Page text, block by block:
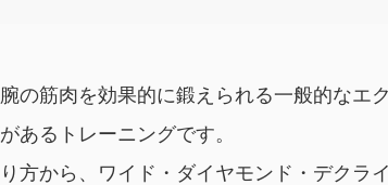
の筋肉を効果的に鍛えられる一般的なエ
あるトレーニングです。
方から、ワイド・ダイヤモンド・デクラ